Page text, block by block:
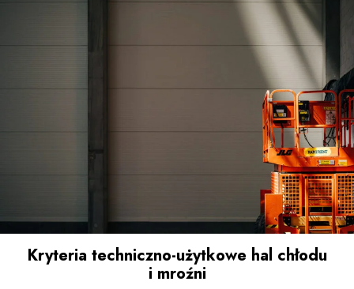
Kryteria techniczno-użytkowe hal chłodu
i mroźni